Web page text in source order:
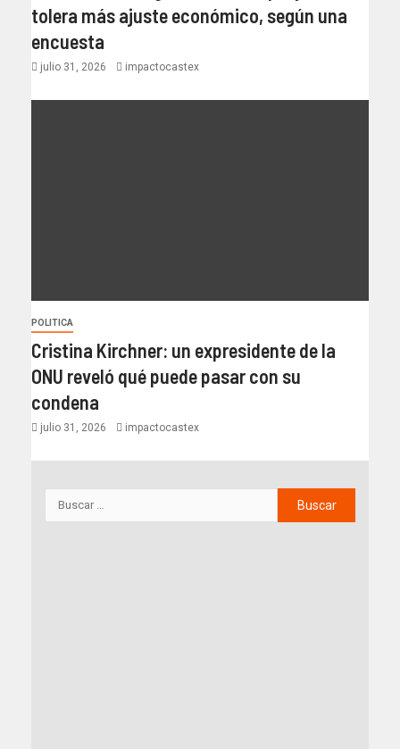
tolera más ajuste económico, según una
encuesta
julio 31, 2026 impactocastex
POLITICA
Cristina Kirchner: un expresidente de la
ONU reveló qué puede pasar con su
condena
julio 31, 2026 impactocastex